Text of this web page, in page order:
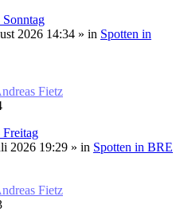
2026 14:34 » in Spotten in
Fietz
2026 19:29 » in Spotten in BRE
Fietz